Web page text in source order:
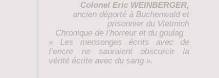
Colonel Eric WEINBERGER,
ancien déporté à Buchenwald et
prisonnier du Vietminh
Chronique de l’horreur et du goulag
« Les mensonges écrits avec de
l’encre ne sauraient obscurcir la
vérité écrite avec du sang ».